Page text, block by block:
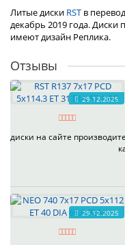
Литые диски RST в
декабрь 2019 года. Диски
имеют дизайн Реплика.
Отзывы
29.12.2025
диски на сайте
29.12.2025